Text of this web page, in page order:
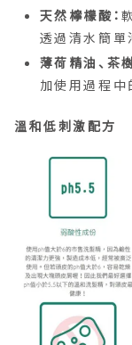
天然檸檬酸：
透過清水簡單
薄荷精油、茶
加使用過程中
溫和低刺激配方